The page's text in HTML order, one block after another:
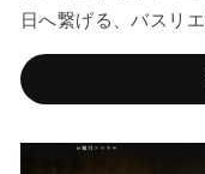
日へ繋げる、バスリ